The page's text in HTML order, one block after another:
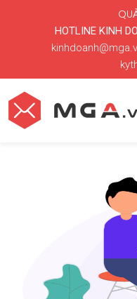
HOTLINE KINH